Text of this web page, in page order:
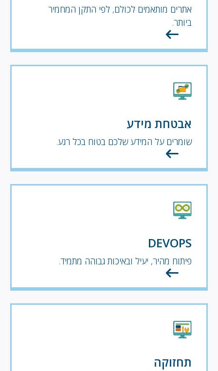
אתרים מותאמים לכולם, לפי התקן המחמיר
ביותר.
אבטחת מידע
שומרים על המידע שלכם בטוח בכל רגע.
DEVOPS
פיתוח מהיר, יעיל ובאיכות גבוהה מתמיד.
תחזוקה